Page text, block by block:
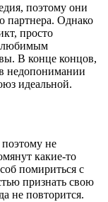
поэтому они
партнера. Однако
просто
любимым
В конце концов,
в недопонимании
идеальной.
не
какие-то
помириться с
признать свою
не повторится.